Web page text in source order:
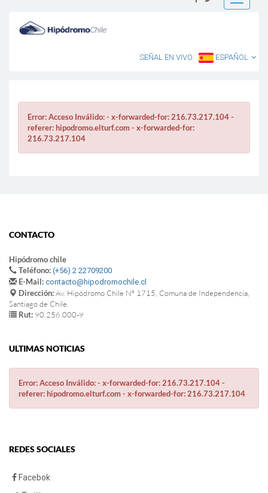
SEÑAL EN VIVO ESPAÑOL
Error: Acceso Inválido: - x-forwarded-for: 216.73.217.104 -
referer: hipodromo.elturf.com - x-forwarded-for:
216.73.217.104
CONTACTO
Hipódromo chile
Teléfono: (+56) 2 22709200
E-Mail: contacto@hipodromochile.cl
Dirección:Av. Hipódromo Chile Nº 1715, Comuna de Independencia,
Santiago de Chile.
Rut: 90.256.000-9
ULTIMAS NOTICIAS
Error: Acceso Inválido: - x-forwarded-for: 216.73.217.104 -
referer: hipodromo.elturf.com - x-forwarded-for: 216.73.217.104
REDES SOCIALES
Facebok